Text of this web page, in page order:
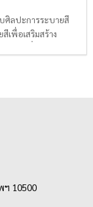
ศิลปะการระบายสี
เพื่อเสริมสร้าง
ลุ่มคนที่มีความ
เพราะตัวผลิตภัณฑ์
นวนสีที่มีในกล่อง
ฯ 10500